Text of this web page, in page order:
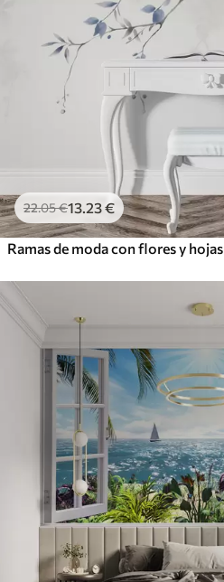
22.05€13.23€
Ramas de moda con flores y hojas